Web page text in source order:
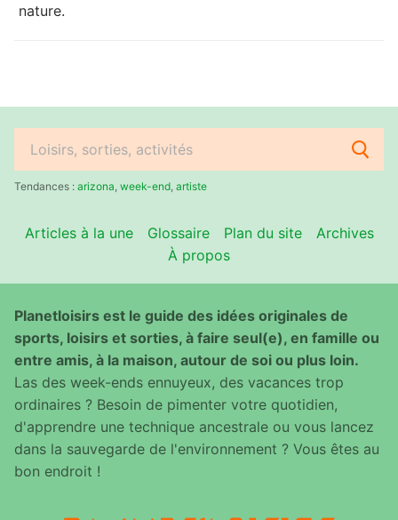
nature.
Rechercher
:Tendances : arizona week-end artiste
Articles à la une Glossaire Plan du site
Archives
À propos
Planetloisirs est le guide des idées originales de
sports, loisirs et sorties, à faire seul(e), en famille ou
entre amis, à la maison, autour de soi ou plus loin.
Las des week-ends ennuyeux, des vacances trop
ordinaires ? Besoin de pimenter votre quotidien,
d'apprendre une technique ancestrale ou vous lancez
dans la sauvegarde de l'environnement ? Vous êtes au
bon endroit !